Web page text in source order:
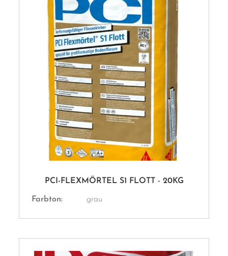
PCI-FLEXMÖRTEL S1 FLOTT - 20KG
Farbton: grau